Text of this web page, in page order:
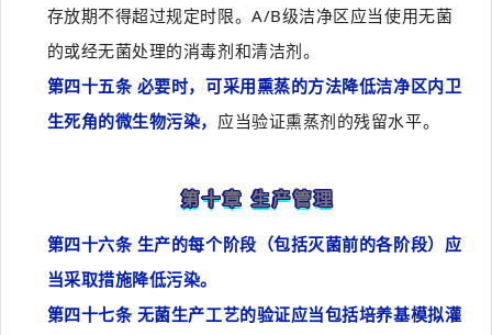
存放期不得超过规定时限。A/B级洁净区应当使用无菌
的或经无菌处理的消毒剂和清洁剂。
第四十五条 必要时，可采用熏蒸的方法降低洁净区内卫
生死角的微生物污染， 应当验证熏蒸剂的残留水平。
第十章 生产管理
第四十六条 生产的每个阶段（包括灭菌前的各阶段）应
当采取措施降低污染。
第四十七条 无菌生产工艺的验证应当包括培养基模拟灌